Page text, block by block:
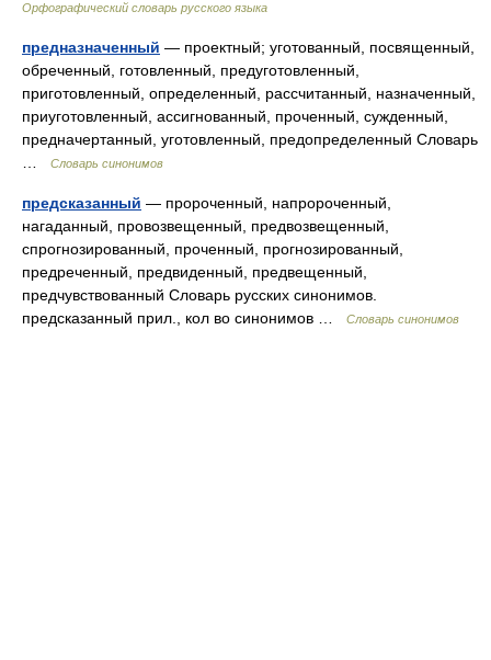
Орфографический словарь русского языка
предназначенный — проектный; уготованный, посвященный,
обреченный, готовленный, предуготовленный,
приготовленный, определенный, рассчитанный, назначенный,
приуготовленный, ассигнованный, проченный, сужденный,
предначертанный, уготовленный, предопределенный Словарь
Словарь синонимов
предсказанный — пророченный, напророченный,
нагаданный, провозвещенный, предвозвещенный,
спрогнозированный, проченный, прогнозированный,
предреченный, предвиденный, предвещенный,
предчувствованный Словарь русских синонимов.
предсказанный прил., кол во синонимов …
Словарь синонимов